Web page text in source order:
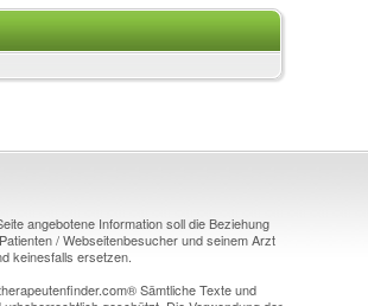
angebotene Information soll die Beziehung
/ Webseitenbesucher und seinem Arzt
keinesfalls ersetzen.
Sämtliche Texte und